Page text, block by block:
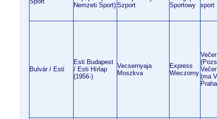
Nemzeti Sport) Szport
Sportowy
sport
Bulvár / Esti
Esti Budapest
/ Esti Hírlap
(1956-)
Vecsernyaja
Moszkva
Express
Wieczorny (ma